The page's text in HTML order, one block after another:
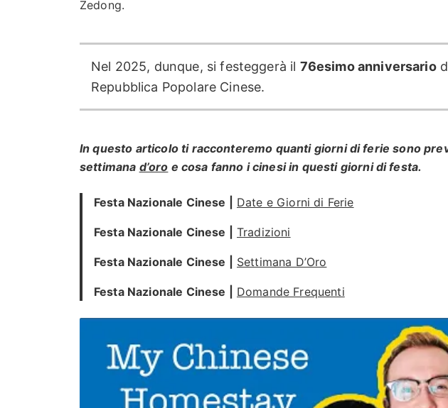
Zedong.
Nel 2025, dunque, si festeggerà il 76esimo anniversario
Repubblica Popolare Cinese.
In questo articolo ti racconteremo quanti giorni di ferie sono
settimana d’oro e cosa fanno i cinesi in questi giorni di festa.
Festa Nazionale Cinese | Date e Giorni di Ferie
Festa Nazionale Cinese | Tradizioni
Festa Nazionale Cinese | Settimana D’Oro
Festa Nazionale Cinese | Domande Frequenti